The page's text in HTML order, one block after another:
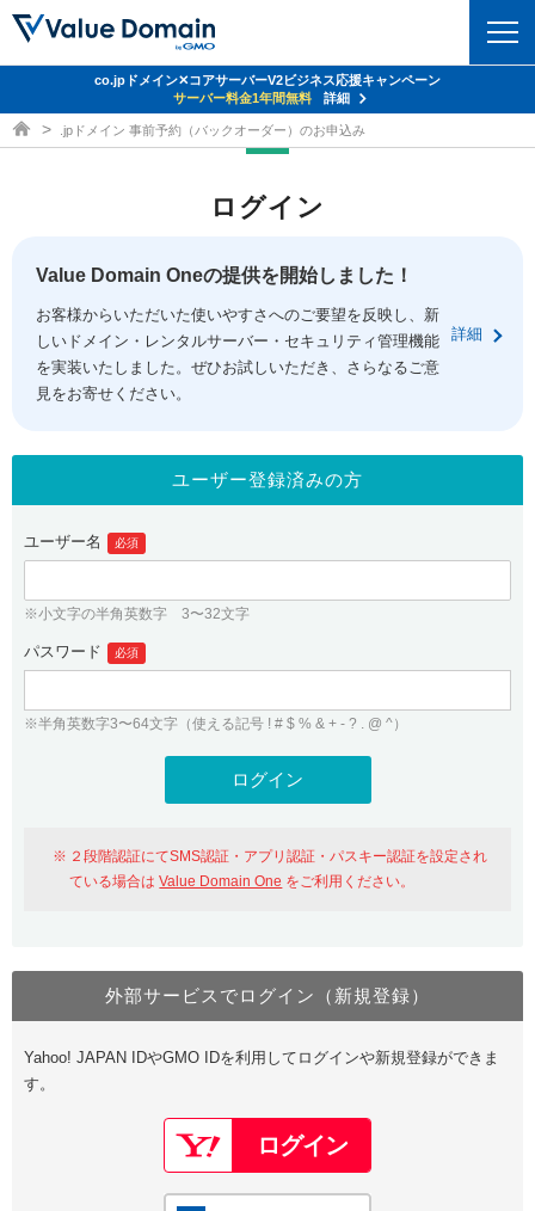
ドメイントップ
ドメイン移管
ドメイン価格一覧
ドメイン一括検索
.jpドメインオークション
gTLDオークション NEW!
.jpドメインバックオーダー
プレミアムドメイン
人気ドメインの種類
WHOIS検索
コアサーバー
バリューサーバー
XREA
セキュリティトップ
Value Domain ネットde診断
SSL証明書
サービストップ
お得意様割引
紹介制度
バリュードメインAPI
ドメイン・ホスティングOEM
facebook
ログイン
従来のバリュードメインをご利用希望の方
Value Domainにログイン
おすすめ One レンタルサーバーを含む最新の機能を使う方
Value Domain Oneにログイン
Google
GMO ID Amazon
ユーザー登録
Value Domain Oneアカウント作成
以下でも登録可能
Google Yahoo!
co.jpドメイン✕コアサーバーV2ビジネス応援キャンペーン
サーバー料金1年間無料
詳細
ドメイン取得ならバリュードメイン
.jpドメイン 事前予約（バックオーダー）のお申込み
ログイン
Value Domain Oneの提供を開始しました！
お客様からいただいた使いやすさへのご要望を反映し、新
しいドメイン・レンタルサーバー・セキュリティ管理機能
を実装いたしました。ぜひお試しいただき、さらなるご意
見をお寄せください。
詳細
ユーザー登録済みの方
ユーザー名 必須
※小文字の半角英数字 3〜32文字
パスワード 必須
※半角英数字3〜64文字（使える記号 ! # $ % & + - ? . @ ^）
２段階認証にてSMS認証・アプリ認証・パスキー認証を設定され
ている場合はValue Domain One をご利用ください。
外部サービスでログイン（新規登録）
Yahoo! JAPAN IDやGMO IDを利用してログインや新規登録ができま
す。